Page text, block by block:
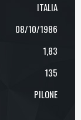
ITALIA
08/10/1986
1,83
135
PILONE